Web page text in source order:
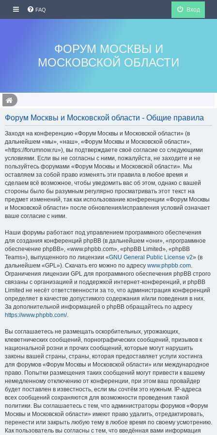
FAQ Вход
ФОРУМ МОСКВЫ И
МОСКОВСКОЙ ОБЛАСТИ
Форум Москвы и Московской области - Общие правила
Заходя на конференцию «Форум Москвы и Московской области» (в
дальнейшем «мы», «наш», «Форум Москвы и Московской области»,
«https://forumnow.ru»), вы подтверждаете своё согласие со следующими
условиями. Если вы не согласны с ними, пожалуйста, не заходите и не
пользуйтесь форумами «Форум Москвы и Московской области». Мы
оставляем за собой право изменять эти правила в любое время и
сделаем всё возможное, чтобы уведомить вас об этом, однако с вашей
стороны было бы разумным регулярно просматривать этот текст на
предмет изменений, так как использование конференции «Форум Москвы
и Московской области» после обновления/исправления условий означает
ваше согласие с ними.
Наши форумы работают под управлением программного обеспечения
для создания конференций phpBB (в дальнейшем «они», «программное
обеспечение phpBB», «www.phpbb.com», «phpBB Limited», «phpBB
Teams»), выпущенного по лицензии «GNU General Public License v2» (в
дальнейшем «GPL»). Скачать его можно по адресу www.phpbb.com.
Ограничения лицензии GPL для программного обеспечения phpBB строго
связаны с организацией и поддержкой интернет-конференций, и phpBB
Limited не несёт ответственности за то, что администрация конференций
определяет в качестве допустимого содержания и/или поведения в них.
За дополнительной информацией о phpBB обращайтесь по адресу
https://www.phpbb.com/.
Вы соглашаетесь не размещать оскорбительных, угрожающих,
клеветнических сообщений, порнографических сообщений, призывов к
национальной розни и прочих сообщений, которые могут нарушить
законы вашей страны, страны, которая предоставляет услуги хостинга
для форумов «Форум Москвы и Московской области» или международное
право. Попытки размещения таких сообщений могут привести к вашему
немедленному отключению от конференции, при этом ваш провайдер
будет поставлен в известность, если мы сочтём это нужным. IP-адреса
всех сообщений сохраняются для возможности проведения такой
политики. Вы соглашаетесь с тем, что администраторы форумов «Форум
Москвы и Московской области» имеют право удалить, отредактировать,
перенести или закрыть любую тему в любое время по своему усмотрению.
Как пользователь вы согласны с тем, что введённая вами информация